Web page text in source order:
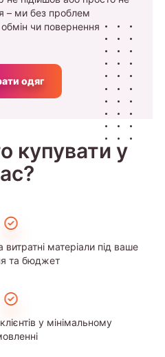
– ми без проблем
чи повернення
одяг
купувати у
матеріали під ваше
та бюджет
у мінімальному